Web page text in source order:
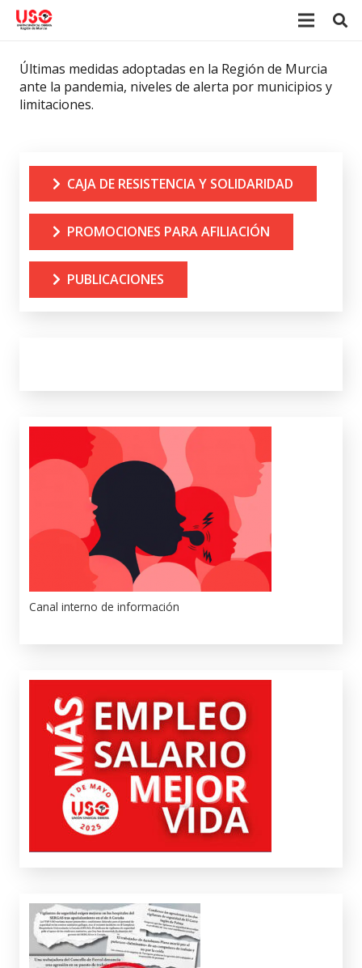
Últimas medidas adoptadas en la Región de Murcia
ante la pandemia, niveles de alerta por municipios y
limitaciones.
CAJA DE RESISTENCIA Y SOLIDARIDAD
PROMOCIONES PARA AFILIACIÓN
PUBLICACIONES
Canal interno de información